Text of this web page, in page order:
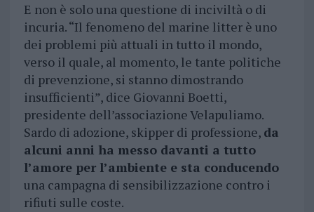
E non è solo una questione di inciviltà o di
incuria. “Il fenomeno del marine litter è uno
dei problemi più attuali in tutto il mondo,
verso il quale, al momento, le tante politiche
di prevenzione, si stanno dimostrando
insufficienti”, dice Giovanni Boetti,
presidente dell’associazione Velapuliamo.
Sardo di adozione, skipper di professione, da
alcuni anni ha messo davanti a tutto
l’amore per l’ambiente e sta conducendo
una campagna di sensibilizzazione contro i
rifiuti sulle coste.